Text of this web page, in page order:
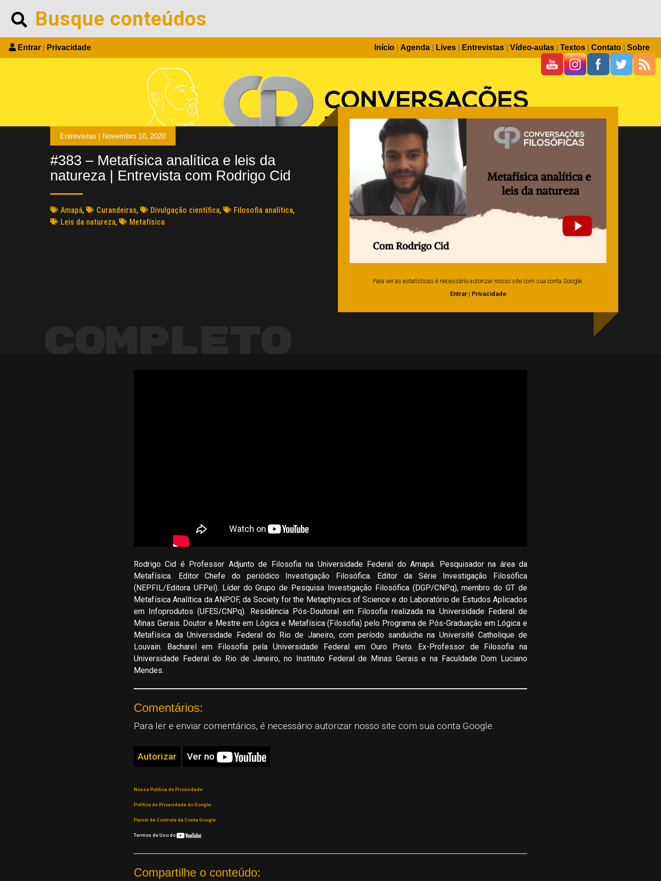
Início Agenda Lives Entrevistas Vídeo-aulas Textos Contato Sobre
Entrar Privacidade
Entrevistas | Novembro 10, 2020
#383 – Metafísica analítica e leis da
natureza | Entrevista com Rodrigo Cid
Amapá, Curandeiras, Divulgação científica, Filosofia analítica,
Leis da natureza, Metafísica
Para ver as estatísticas é necessário autorizar nosso site com sua conta Google.
Entrar| Privacidade
Rodrigo Cid é Professor Adjunto de Filosofia na Universidade Federal do Amapá. Pesquisador na área da
Metafísica. Editor Chefe do periódico Investigação Filosófica. Editor da Série Investigação Filosófica
(NEPFIL/Editora UFPel). Líder do Grupo de Pesquisa Investigação Filosófica (DGP/CNPq), membro do GT de
Metafísica Analítica da ANPOF, da Society for the Metaphysics of Science e do Laboratório de Estudos Aplicados
em Infoprodutos (UFES/CNPq). Residência Pós-Doutoral em Filosofia realizada na Universidade Federal de
Minas Gerais. Doutor e Mestre em Lógica e Metafísica (Filosofia) pelo Programa de Pós-Graduação em Lógica e
Metafísica da Universidade Federal do Rio de Janeiro, com período sanduíche na Université Catholique de
Louvain. Bacharel em Filosofia pela Universidade Federal em Ouro Preto. Ex-Professor de Filosofia na
Universidade Federal do Rio de Janeiro, no Instituto Federal de Minas Gerais e na Faculdade Dom Luciano
Mendes.
Comentários:
Para ler e enviar comentários, é necessário autorizar nosso site com sua conta Google.
Autorizar Ver no
Nossa Política de Privacidade
Política de Privacidade do Google
Painel de Controle da Conta Google
Termos de Uso do
Compartilhe o conteúdo: